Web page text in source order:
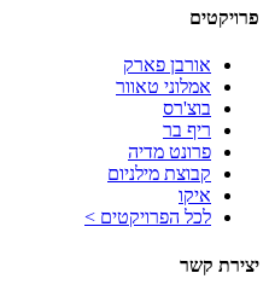
פרויקטים
אורבן פארק
אמלוני טאוור
בוצ'רס
ריף בר
פרונט מדיה
קבוצת מילניום
איקו
לכל הפרויקטים >
יצירת קשר